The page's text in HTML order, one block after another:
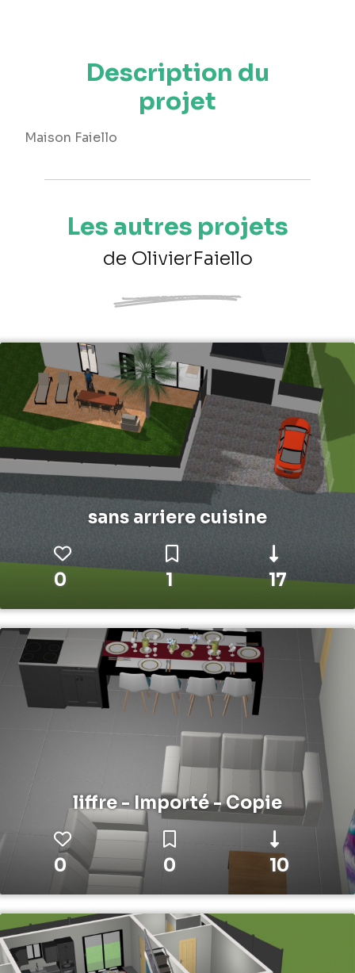
Description du
projet
Maison Faiello
Les autres projets
de OlivierFaiello
sans arriere cuisine
0 1 17
liffre - Importé - Copie
0 0 10